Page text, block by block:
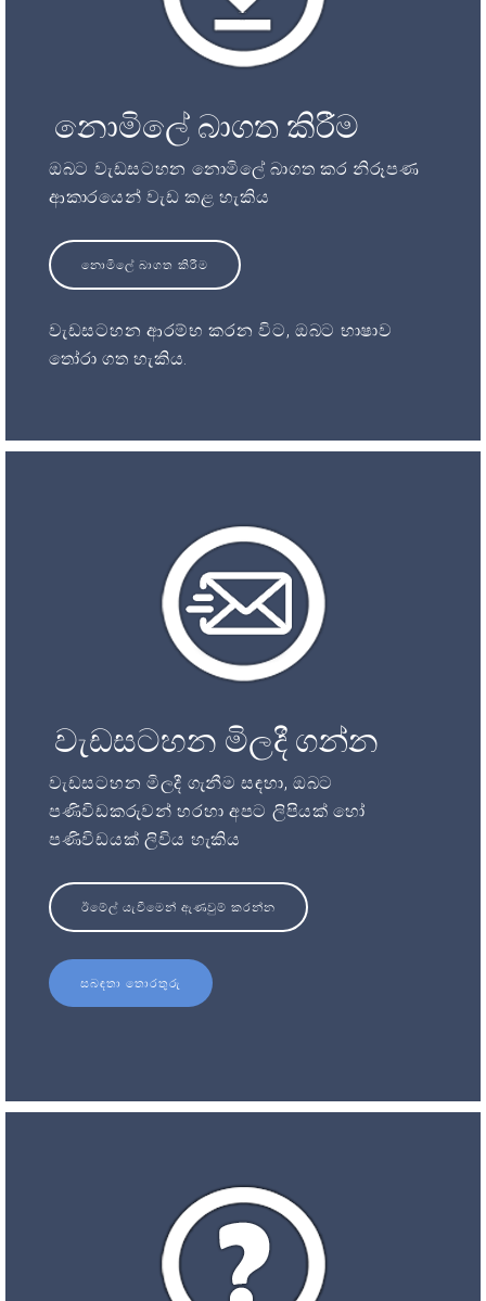
නොමිලේ බාගත කිරීම
ඔබට වැඩසටහන නොමිලේ බාගත කර නිරූපණ
ආකාරයෙන් වැඩ කළ හැකිය
නොමිලේ බාගත කිරීම
වැඩසටහන ආරම්භ කරන විට, ඔබට භාෂාව
තෝරා ගත හැකිය.
වැඩසටහන මිලදී ගන්න
වැඩසටහන මිලදී ගැනීම සඳහා, ඔබට
පණිවිඩකරුවන් හරහා අපට ලිපියක් හෝ
පණිවිඩයක් ලිවිය හැකිය
ඊමේල් යැවීමෙන් ඇණවුම් කරන්න
සබඳතා තොරතුරු